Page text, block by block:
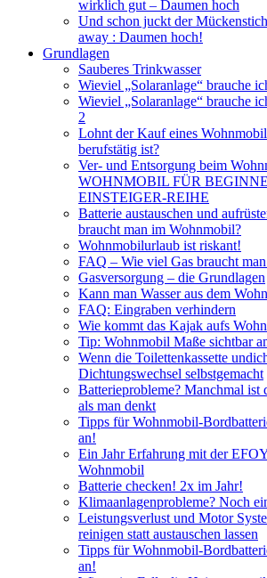
wirklich gut – Daumen hoch
Und schon juckt der
away : Daumen hoch!
Grundlagen
Sauberes Trinkwasser
Wieviel „Solaranlage“ brauche
Wieviel „Solaranlage“ brauche
2
Lohnt der Kauf eines
berufstätig ist?
Ver- und Entsorgung beim
WOHNMOBIL FÜR
EINSTEIGER-REIHE
Batterie austauschen und
braucht man im Wohnmobil?
Wohnmobilurlaub ist riskant!
FAQ – Wie viel Gas braucht
Gasversorgung – die Grundlagen
Kann man Wasser aus dem
FAQ: Eingraben verhindern
Wie kommt das Kajak aufs
Tip: Wohnmobil Maße sichtbar
Wenn die Toilettenkassette
Dichtungswechsel selbstgemacht
Batterieprobleme? Manchmal ist
als man denkt
Tipps für Wohnmobil-
an!
Ein Jahr Erfahrung mit der
Wohnmobil
Batterie checken! 2x im Jahr!
Klimaanlagenprobleme? Noch
Leistungsverlust und Motor
reinigen statt austauschen lassen
Tipps für Wohnmobil-
an!